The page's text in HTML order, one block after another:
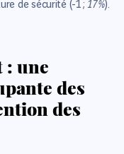
de sécurité (-1 ; 17 %).
: une
des
des